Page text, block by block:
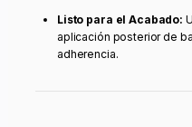
Listo para el Acabado:
aplicación posterior de
adherencia.